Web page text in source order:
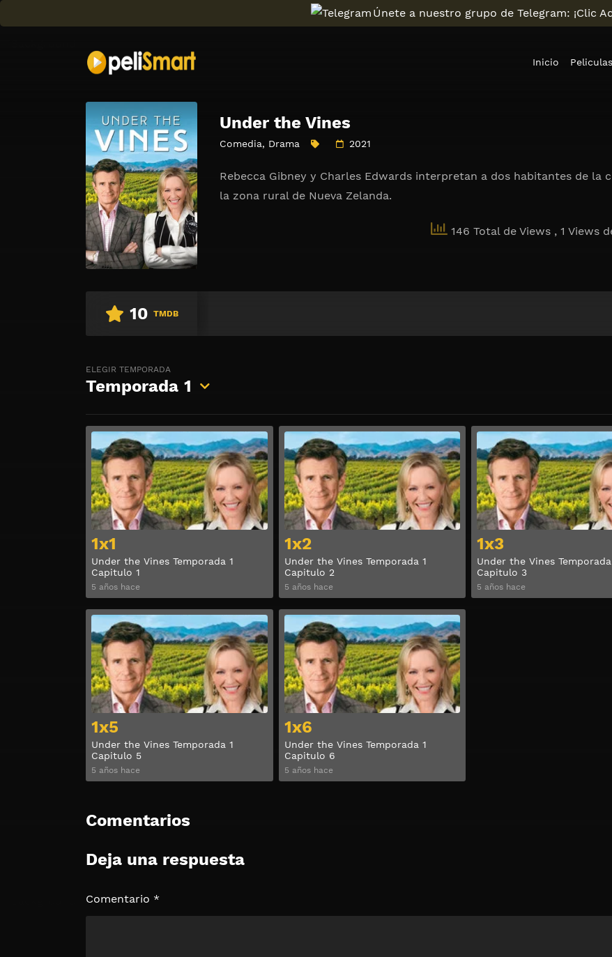
Únete a nuestro grupo de Telegram: ¡Clic
Inicio Peliculas
Under the Vines
Comedia, Drama 2021
Rebecca Gibney y Charles Edwards interpretan a dos habitantes de la
la zona rural de Nueva Zelanda.
146 Total de Views , 1 Views
10 TMDB
ELEGIR TEMPORADA
Temporada 1
1x1
Under the Vines Temporada 1
Capitulo 1
5 años hace
Ver
1x2
Under the Vines Temporada 1
Capitulo 2
5 años hace
Ver
1x3
Under the Vines Temporada
Capitulo 3
5 años hace
1x5
Under the Vines Temporada 1
Capitulo 5
5 años hace
Ver
1x6
Under the Vines Temporada 1
Capitulo 6
5 años hace
Comentarios
Deja una respuesta
Comentario *